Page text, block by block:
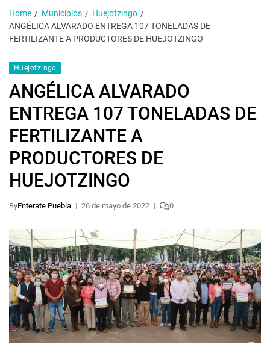
Home Municipios
Huejotzingo
ANGÉLICA ALVARADO ENTREGA 107 TONELADAS DE
FERTILIZANTE A PRODUCTORES DE HUEJOTZINGO
Huejotzingo
ANGÉLICA ALVARADO
ENTREGA 107 TONELADAS DE
FERTILIZANTE A
PRODUCTORES DE
HUEJOTZINGO
ByEnterate Puebla 26 de mayo de 2022 0